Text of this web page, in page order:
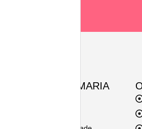
SOBRE A ESQUEMARIA